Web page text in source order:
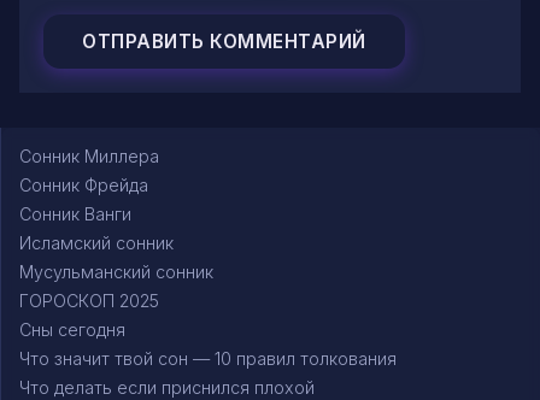
Сонник Миллера
Сонник Фрейда
Сонник Ванги
Исламский сонник
Мусульманский сонник
ГОРОСКОП 2025
Сны сегодня
Что значит твой сон — 10 правил толкования
Что делать если приснился плохой